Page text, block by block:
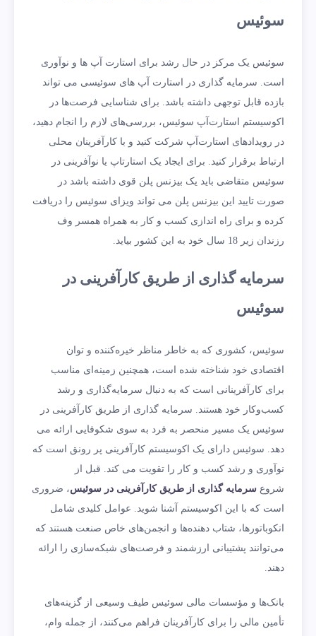
سوئیس
سوئیس یک مرکز در حال رشد برای استارت آپ ها و نوآوری
است. سرمایه گذاری در استارت آپ های سوئیسی می تواند
بازده قابل توجهی داشته باشد. برای شناسایی فرصت‌ها در
اکوسیستم استارت‌آپ سوئیس، بررسی‌های لازم را انجام دهید،
در رویدادهای استارت‌آپ شرکت کنید و با کارآفرینان محلی
ارتباط برقرار کنید. برای ایجاد یک استارتاپ یا نوآفرینی در
سوئیس متقاضی باید یک بیزنس پلن قوی داشته باشد در
صورت تایید این بیزنس پلن می تواند ویزای سوئیس را دریافت
کرده و برای راه اندازی کسب و کار به همراه همسر وف
رزندان زیر 18 سال خود به این کشور بیاید.
سرمایه گذاری از طریق کارآفرینی در
سوئیس
سوئیس، کشوری که به خاطر مناظر خیره‌کننده و توان
اقتصادی خود شناخته شده است، همچنین زمینه‌ای مناسب
برای کارآفرینانی است که به دنبال سرمایه‌گذاری و رشد
کسب‌وکار خود هستند. سرمایه گذاری از طریق کارآفرینی در
سوئیس یک مسیر منحصر به فرد به سوی شکوفایی ارائه می
دهد. سوئیس دارای یک اکوسیستم کارآفرینی پر رونق است که
نوآوری و رشد کسب و کار را تقویت می کند. قبل از
شروع سرمایه گذاری از طریق کارآفرینی در سوئیس، ضروری
است که با این اکوسیستم آشنا شوید. عوامل کلیدی شامل
انکوباتورها، شتاب دهنده‌ها و انجمن‌های خاص صنعت هستند که
می‌توانند پشتیبانی ارزشمند و فرصت‌های شبکه‌سازی را ارائه
دهند.
بانک‌ها و مؤسسات مالی سوئیس طیف وسیعی از گزینه‌های
تأمین مالی را برای کارآفرینان فراهم می‌کنند، از جمله وام،